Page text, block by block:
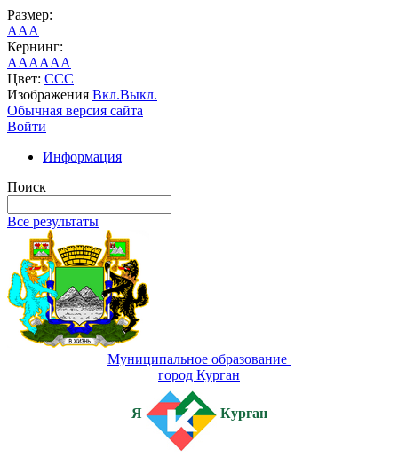
Размер:
AAA
Кернинг:
AAAAAA
Цвет: CCC
Изображения Вкл.Выкл.
Обычная версия сайта
Войти
Информация
Поиск
Все результаты
Муниципальное образование
город Курган
Я Курган